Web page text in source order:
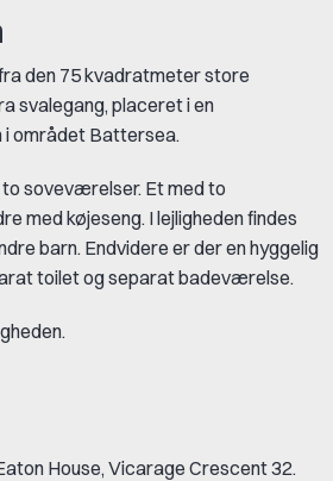
den 75 kvadratmeter store
svalegang, placeret i en
i området Battersea.
soveværelser. Et med to
med køjeseng. I lejligheden findes
barn. Endvidere er der en hyggelig
toilet og separat badeværelse.
House, Vicarage Crescent 32.